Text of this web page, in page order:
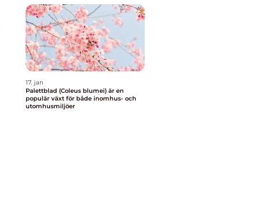
17. jan
Palettblad (Coleus blumei) är en
populär växt för både inomhus- och
utomhusmiljöer